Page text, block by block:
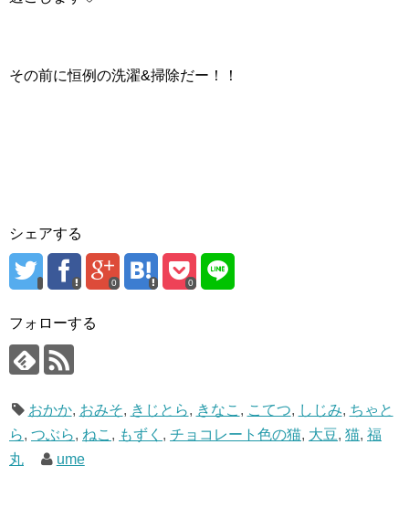
その前に恒例の洗濯&掃除だー！！
シェアする
0 0
フォローする
おかか, おみそ, きじとら, きなこ , こてつ, しじみ, ちゃと
ら, つぶら, ねこ , もずく , チョコレート色の猫, 大豆, 猫, 福
丸
ume